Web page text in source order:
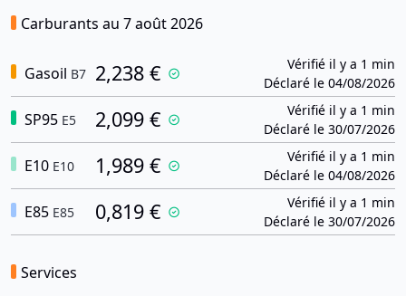
Carburants au 7 août 2026
Gasoil B7 2,238 €
Vérifié il y a 1 min
Déclaré le 04/08/2026
SP95 E5 2,099 €
Vérifié il y a 1 min
Déclaré le 30/07/2026
E10 E10 1,989 €
Vérifié il y a 1 min
Déclaré le 04/08/2026
E85 E85 0,819 €
Vérifié il y a 1 min
Déclaré le 30/07/2026
Services